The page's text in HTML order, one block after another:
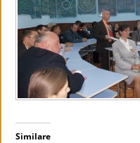
Similare